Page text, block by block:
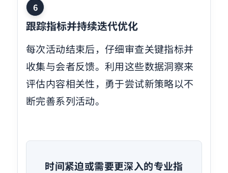
6
跟踪指标并持续迭代优化
每次活动结束后，仔细审查关键指标并
收集与会者反馈。利用这些数据洞察来
评估内容相关性，勇于尝试新策略以不
断完善系列活动。
时间紧迫或需要更深入的专业指